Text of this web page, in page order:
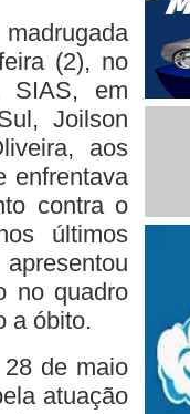
(2), no
SIAS, em
Joilson
aos
enfrentava
contra o
últimos
no quadro
a óbito.
de maio
atuação